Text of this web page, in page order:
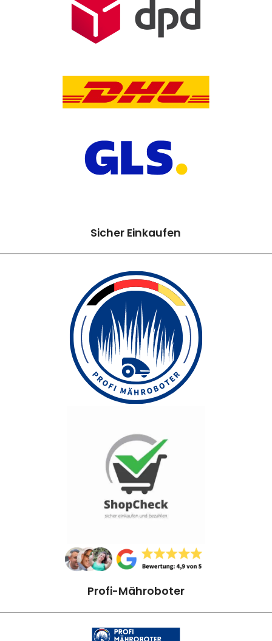
Sicher Einkaufen
Profi-Mähroboter